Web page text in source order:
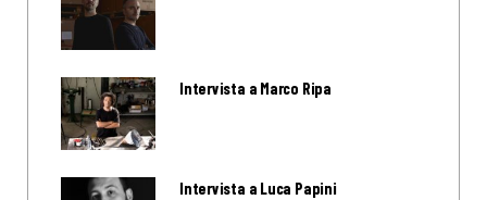
Intervista a Marco Ripa
Intervista a Luca Papini